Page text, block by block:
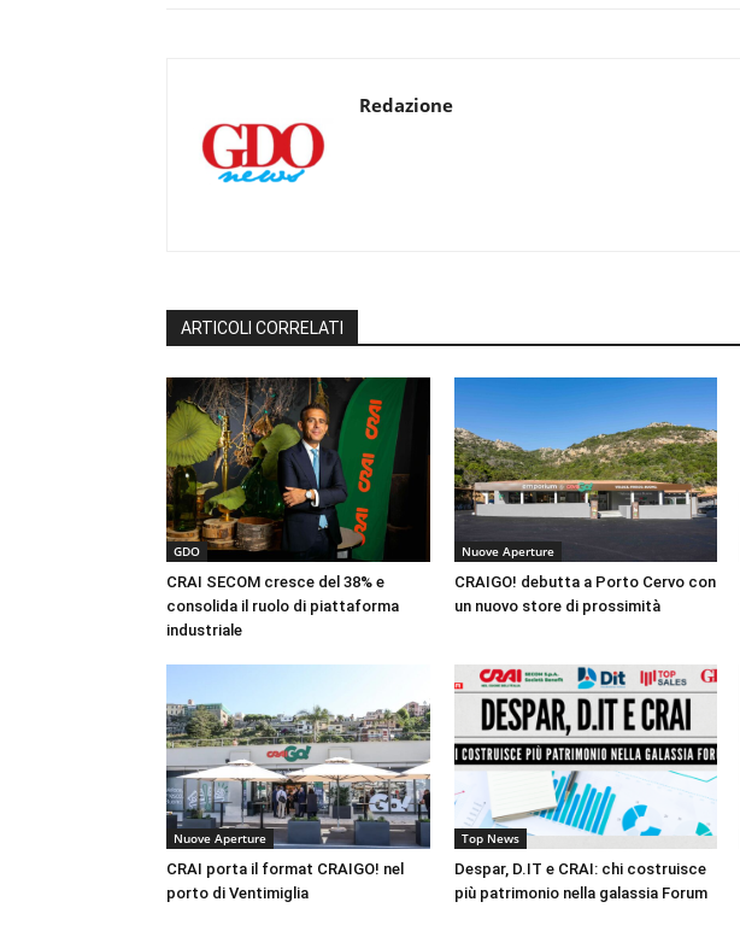
Redazione
ARTICOLI CORRELATI
GDO
CRAI SECOM cresce del 38% e
consolida il ruolo di piattaforma
industriale
Nuove Aperture
CRAIGO! debutta a Porto Cervo con
un nuovo store di prossimità
Nuove Aperture
CRAI porta il format CRAIGO! nel
porto di Ventimiglia
Top News
Despar, D.IT e CRAI: chi costruisce
più patrimonio nella galassia Forum